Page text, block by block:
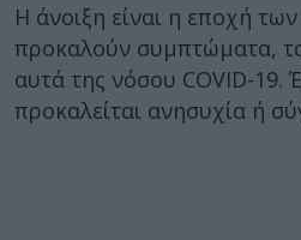
Η άνοιξη είναι η εποχή
προκαλούν συμπτώματα,
αυτά της νόσου COVID-19.
προκαλείται ανησυχία ή